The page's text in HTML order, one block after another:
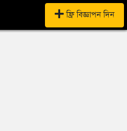
ফ্রি বিজ্ঞাপন দিন